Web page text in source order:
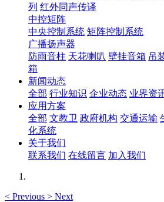
列 红外同声传译
中控矩阵
中央控制系统 矩阵控制系统
广播扬声器
防雨音柱 天花喇叭 壁挂音箱 吊
箱
新闻动态
全部 行业知识 企业动态 业界资
应用方案
全部 文教卫 政府机构 交通运输
化系统
关于我们
联系我们 在线留言 加入我们
< Previous > Next